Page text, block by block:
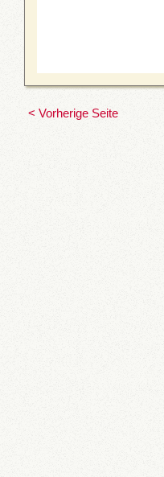
< Vorherige Seite